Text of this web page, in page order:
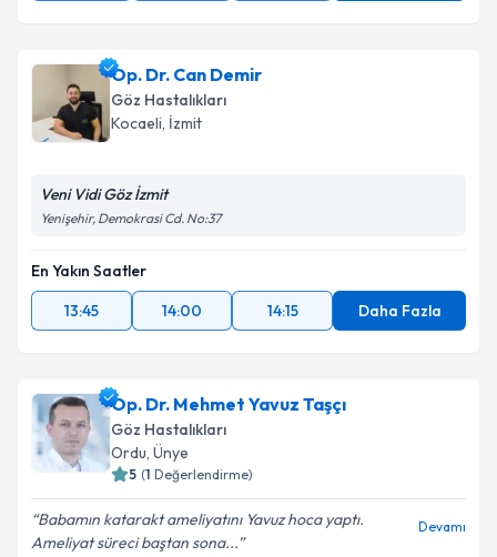
Op. Dr. Can Demir
Göz Hastalıkları
Kocaeli, İzmit
Veni Vidi Göz İzmit
Yenişehir, Demokrasi Cd. No:37
En Yakın Saatler
13:45
14:00 14:15 Daha Fazla
Op. Dr. Mehmet Yavuz Taşçı
Göz Hastalıkları
Ordu, Ünye
5 (1 Değerlendirme)
Babamın katarakt ameliyatını Yavuz hoca yaptı.
Ameliyat süreci baştan sona...
Devamı